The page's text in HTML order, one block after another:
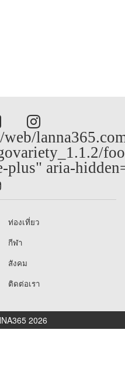
web/
plus" aria-
ท่องเที่ยว
กีฬา
สังคม
ติดต่อเรา
2026